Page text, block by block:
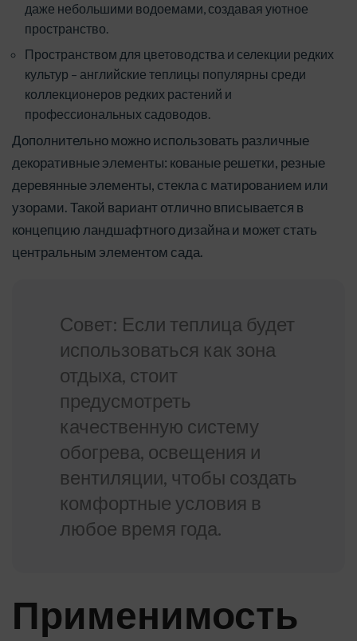
даже небольшими водоемами, создавая уютное
пространство.
Пространством для цветоводства и селекции редких
культур – английские теплицы популярны среди
коллекционеров редких растений и
профессиональных садоводов.
Дополнительно можно использовать различные
декоративные элементы: кованые решетки, резные
деревянные элементы, стекла с матированием или
узорами. Такой вариант отлично вписывается в
концепцию ландшафтного дизайна и может стать
центральным элементом сада.
Совет: Если теплица будет
использоваться как зона
отдыха, стоит
предусмотреть
качественную систему
обогрева, освещения и
вентиляции, чтобы создать
комфортные условия в
любое время года.
Применимость